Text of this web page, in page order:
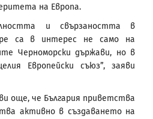
на Европа.
и свързаността в
са в интерес не само на
Черноморски държави, но в
Европейски съюз”, заяви
още, че България приветства
активно в създаването на